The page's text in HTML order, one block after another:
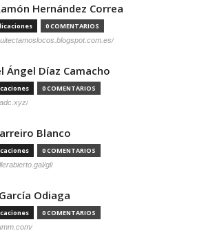
Hernández Correa
0 COMENTARIOS
Ángel Díaz Camacho
0 COMENTARIOS
Blanco
0 COMENTARIOS
gl/
Odiaga
0 COMENTARIOS